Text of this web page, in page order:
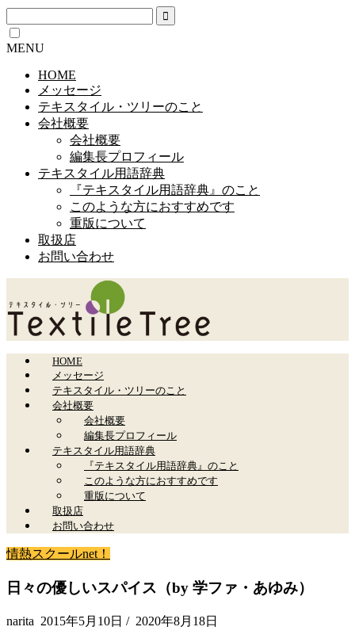
MENU
HOME
メッセージ
テキスタイル・ツリーのこと
会社概要
会社概要
編集長プロフィール
テキスタイル用語辞典
『テキスタイル用語辞典』のこと
このような方におすすめです
重版について
取扱店
お問い合わせ
HOME
メッセージ
テキスタイル・ツリーのこと
会社概要
会社概要
編集長プロフィール
テキスタイル用語辞典
『テキスタイル用語辞典』のこと
このような方におすすめです
重版について
取扱店
お問い合わせ
情熱スクールnet！
日々の優しいスパイス（by 学ファ・あゆみ）
narita 2015年5月10日 / 2020年8月18日